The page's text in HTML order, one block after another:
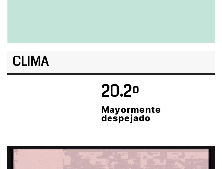
CLIMA
20.2º
Mayormente
despejado